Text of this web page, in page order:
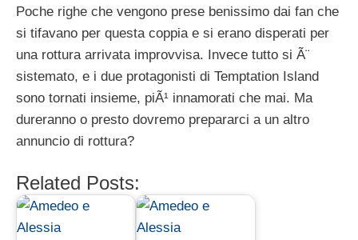
Poche righe che vengono prese benissimo dai fan che
si tifavano per questa coppia e si erano disperati per
una rottura arrivata improvvisa. Invece tutto si Ã¨
sistemato, e i due protagonisti di Temptation Island
sono tornati insieme, piÃ¹ innamorati che mai. Ma
dureranno o presto dovremo prepararci a un altro
annuncio di rottura?
Related Posts: